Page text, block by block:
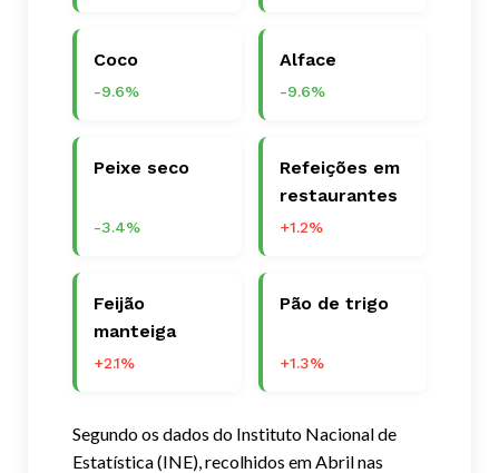
Coco
-9.6%
Alface
-9.6%
Peixe seco
-3.4%
Refeições em
restaurantes
+1.2%
Feijão
manteiga
+2.1%
Pão de trigo
+1.3%
Segundo os dados do Instituto Nacional de
Estatística (INE), recolhidos em Abril nas